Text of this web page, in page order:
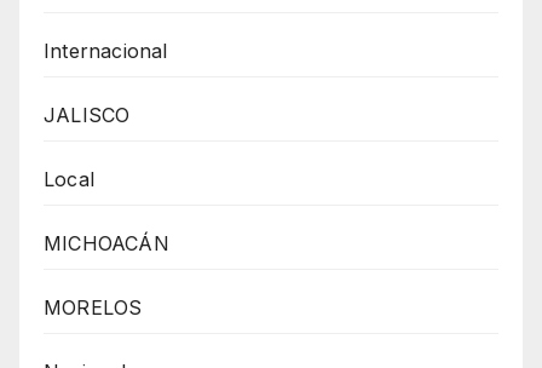
Internacional
JALISCO
Local
MICHOACÁN
MORELOS